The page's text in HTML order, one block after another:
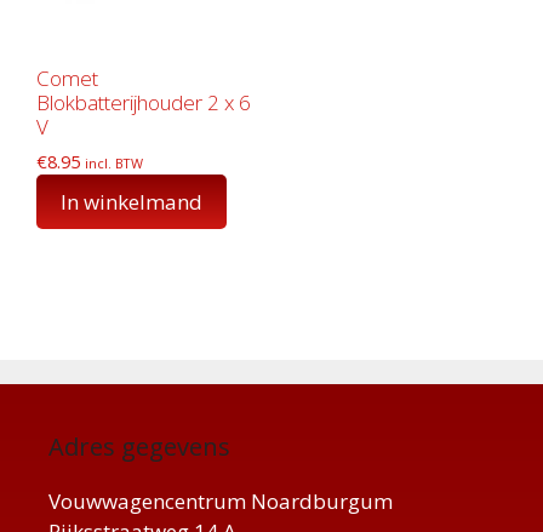
Comet
Blokbatterijhouder 2 x 6
V
€8.95 incl. BTW
In winkelmand
Adres gegevens
Vouwwagencentrum Noardburgum